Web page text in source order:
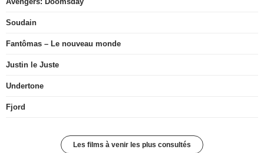
Soudain
Fantômas – Le nouveau monde
Justin le Juste
Undertone
Fjord
Les films à venir les plus consultés